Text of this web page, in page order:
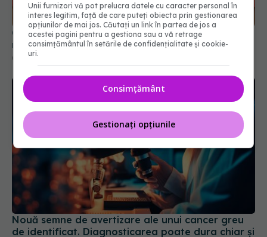
Cum afli dacă un nodul tiroidian este benign sau
malign?
04 iun 2026, 16:31
Nouă semne de avertizare ale unui cancer greu
de identificat. Diagnosticarea poate dura chiar și
peste 4 ani. Imită afecțiuni mai puțin grave
Unii furnizori vă pot prelucra datele cu caracter personal în
interes legitim, față de care puteți obiecta prin gestionarea
opțiunilor de mai jos. Căutați un link în partea de jos a
acestei pagini pentru a gestiona sau a vă retrage
consimțământul în setările de confidențialitate și cookie-
uri.
Consimțământ
Gestionați opțiunile